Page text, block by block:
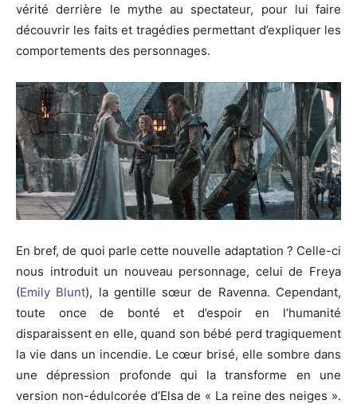
vérité derrière le mythe au spectateur, pour lui faire
découvrir les faits et tragédies permettant d’expliquer les
comportements des personnages.
En bref, de quoi parle cette nouvelle adaptation ? Celle-ci
nous introduit un nouveau personnage, celui de Freya
(Emily Blunt), la gentille sœur de Ravenna. Cependant,
toute once de bonté et d’espoir en l’humanité
disparaissent en elle, quand son bébé perd tragiquement
la vie dans un incendie. Le cœur brisé, elle sombre dans
une dépression profonde qui la transforme en une
version non-édulcorée d’Elsa de « La reine des neiges ».